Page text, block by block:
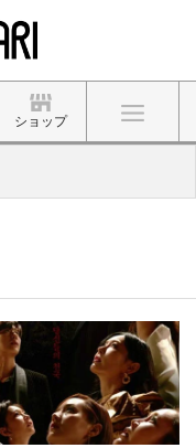
ショップ